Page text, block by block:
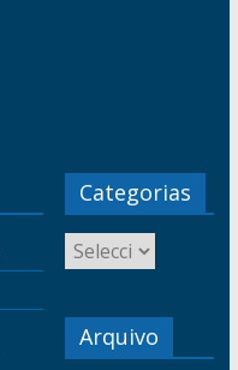
Categorias
Arquivo